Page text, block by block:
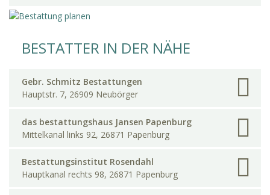
BESTATTER IN DER NÄHE
Gebr. Schmitz Bestattungen
Hauptstr. 7, 26909 Neubörger
das bestattungshaus Jansen Papenburg
Mittelkanal links 92, 26871 Papenburg
Bestattungsinstitut Rosendahl
Hauptkanal rechts 98, 26871 Papenburg